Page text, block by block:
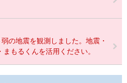
の地震を観測しました。地震・
もるくんを活用ください。